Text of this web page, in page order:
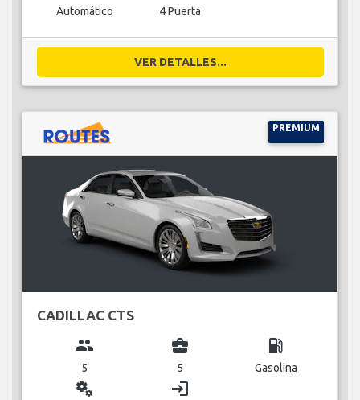
Automático 4 Puerta
VER DETALLES...
PREMIUM
CADILLAC CTS
group
5
business_center
5
local_gas_station
Gasolina
miscellaneous_services login